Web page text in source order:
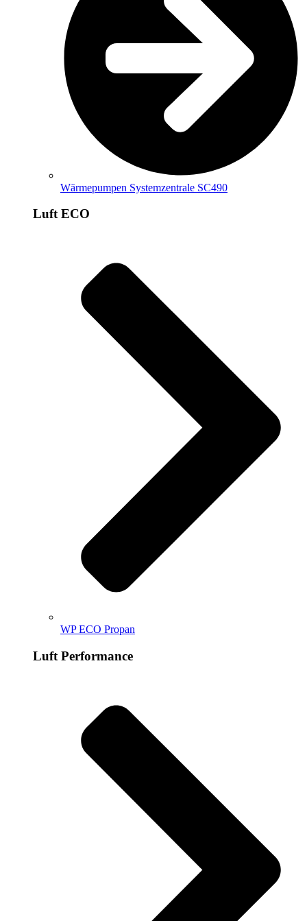
Wärmepumpen Systemzentrale SC490
Luft ECO
WP ECO Propan
Luft Performance